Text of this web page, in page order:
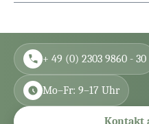
+ 49 (0) 2303 9860 - 30
Mo–Fr: 9–17 Uhr
Kontakt